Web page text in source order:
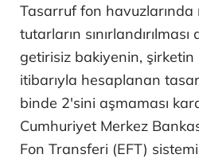
Tasarruf fon havuzlarında
tutarların
getirisiz bakiyenin,
itibarıyla hesaplanan
binde 2'sini aşmaması
Cumhuriyet Merkez
Fon Transferi (EFT)